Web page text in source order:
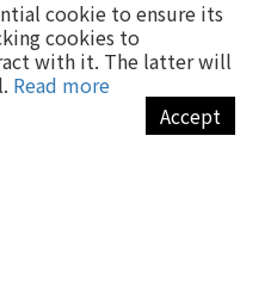
cookie to ensure its
cookies to
with it. The latter will
Read more
Accept